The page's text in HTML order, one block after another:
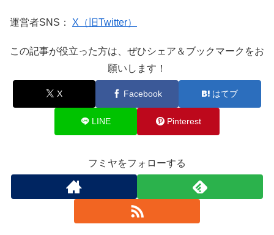
運営者SNS： X（旧Twitter）
この記事が役立った方は、ぜひシェア＆ブックマークをお
願いします！
X Facebook はてブ
LINE Pinterest
フミヤをフォローする